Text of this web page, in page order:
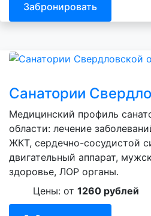
Забронировать
Санатории
Медицинский профиль
области: лечение
ЖКТ, сердечно-сосудистой
двигательный аппарат,
здоровье, ЛОР органы.
Цены: от 1260 рублей